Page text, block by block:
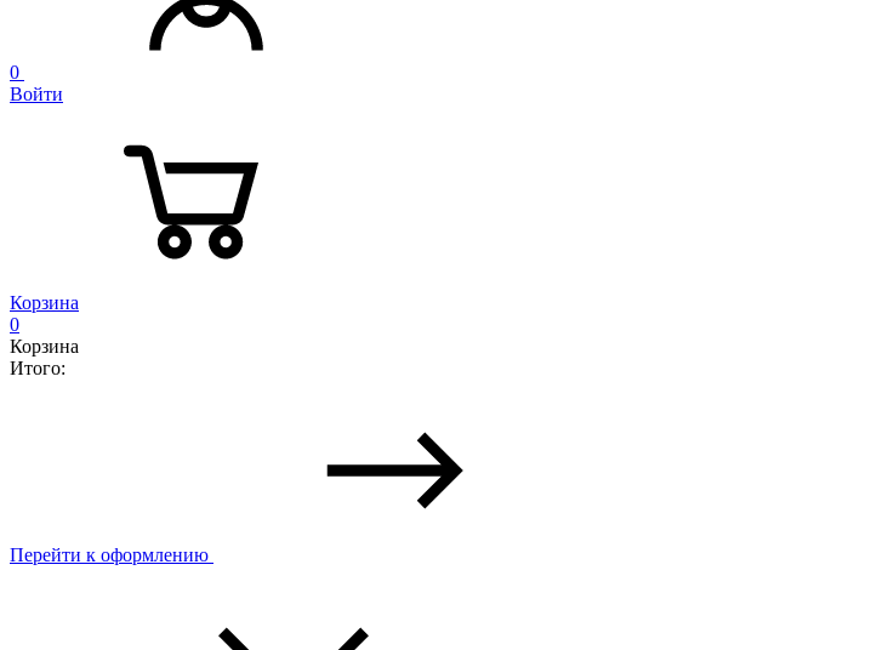
0
Войти
Корзина
0
Корзина
Итого:
Перейти к оформлению